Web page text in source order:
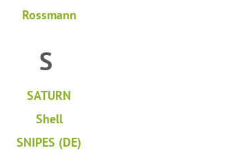
Rossmann
S
SATURN
Shell
SNIPES (DE)